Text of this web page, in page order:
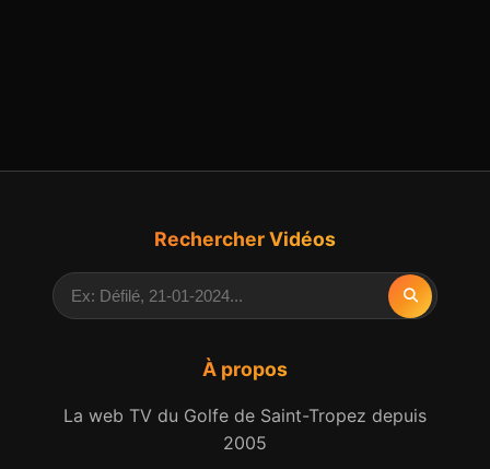
À propos
La web TV du Golfe de Saint-Tropez depuis
2005
Rechercher Vidéos